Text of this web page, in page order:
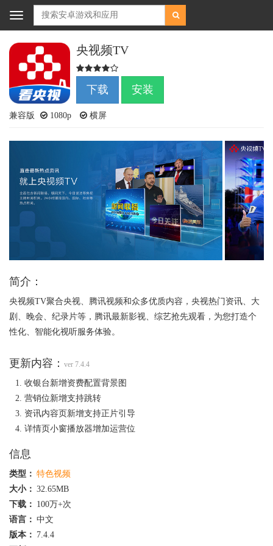
Toggle
navigation
央视频TV
下载 安装
兼容版 1080p 横屏
简介：
央视频TV聚合央视、腾讯视频和众多优质内容，央视热门资讯、大
剧、晚会、纪录片等，腾讯最新影视、综艺抢先观看，为您打造个
性化、智能化视听服务体验。
更新内容： ver 7.4.4
收银台新增资费配置背景图
营销位新增支持跳转
资讯内容页新增支持正片引导
详情页小窗播放器增加运营位
信息
类型： 特色视频
大小： 32.65MB
下载： 100万+次
语言： 中文
版本： 7.4.4